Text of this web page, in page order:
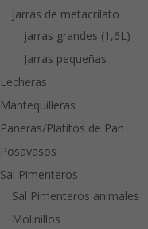
Jarras de metacrilato
jarras grandes (1,6L)
Jarras pequeñas
Lecheras
Mantequilleras
Paneras/Platitos de Pan
Posavasos
Sal Pimenteros
Sal Pimenteros animales
Molinillos